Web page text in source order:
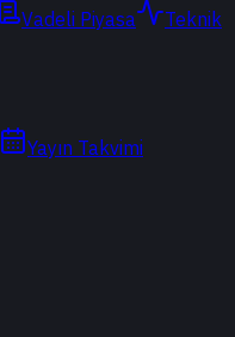
Vadeli Piyasa
Teknik
Yayın Takvimi